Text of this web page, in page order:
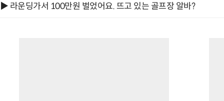
▶ 라운딩가서 100만원 벌었어요. 뜨고 있는 골프장 알바?